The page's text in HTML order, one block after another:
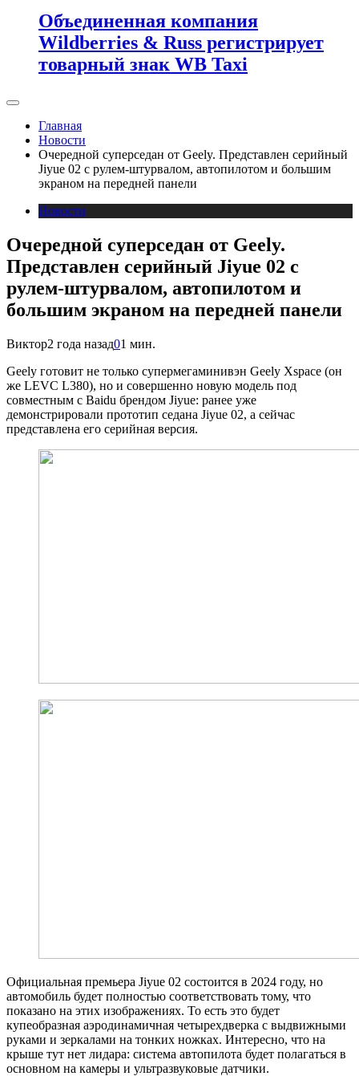
Объединенная компания
Wildberries & Russ регистрирует
товарный знак WB Taxi
Главная
Новости
Очередной суперседан от Geely. Представлен серийный
Jiyue 02 с рулем-штурвалом, автопилотом и большим
экраном на передней панели
Новости
Очередной суперседан от Geely.
Представлен серийный Jiyue 02 с
рулем-штурвалом, автопилотом и
большим экраном на передней панели
Виктор2 года назад01 мин.
Geely готовит не только супермегаминивэн Geely Xspace (он
же LEVC L380), но и совершенно новую модель под
совместным с Baidu брендом Jiyue: ранее уже
демонстрировали прототип седана Jiyue 02, а сейчас
представлена его серийная версия.
Официальная премьера Jiyue 02 состоится в 2024 году, но
автомобиль будет полностью соответствовать тому, что
показано на этих изображениях. То есть это будет
купеобразная аэродинамичная четырехдверка с выдвижными
руками и зеркалами на тонких ножках. Интересно, что на
крыше тут нет лидара: система автопилота будет полагаться в
основном на камеры и ультразвуковые датчики.